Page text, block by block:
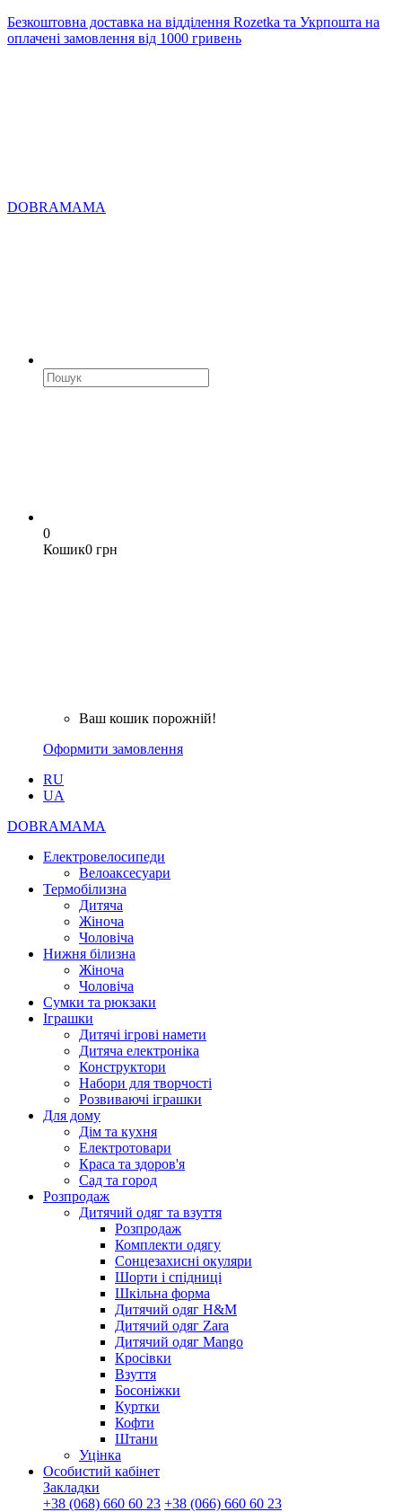
Безкоштовна доставка на відділення Rozetka та Укрпошта на
оплачені замовлення від 1000 гривень
DOBRAMAMA
0
Кошик0 грн
Ваш кошик порожній!
Оформити замовлення
RU
UA
DOBRAMAMA
Електровелосипеди
Велоаксесуари
Термобілизна
Дитяча
Жіноча
Чоловіча
Нижня білизна
Жіноча
Чоловіча
Сумки та рюкзаки
Іграшки
Дитячі ігрові намети
Дитяча електроніка
Конструктори
Набори для творчості
Розвиваючі іграшки
Для дому
Дім та кухня
Електротовари
Краса та здоров'я
Сад та город
Розпродаж
Дитячий одяг та взуття
Розпродаж
Комплекти одягу
Сонцезахисні окуляри
Шорти і спідниці
Шкільна форма
Дитячий одяг H&M
Дитячий одяг Zara
Дитячий одяг Mango
Кросівки
Взуття
Босоніжки
Куртки
Кофти
Штани
Уцінка
Особистий кабінет
Закладки
+38 (068) 660 60 23 +38 (066) 660 60 23